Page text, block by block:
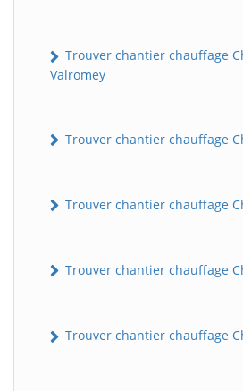
Trouver chantier chauffage
Valromey
Trouver chantier chauffage
Trouver chantier chauffage
Trouver chantier chauffage
Trouver chantier chauffage